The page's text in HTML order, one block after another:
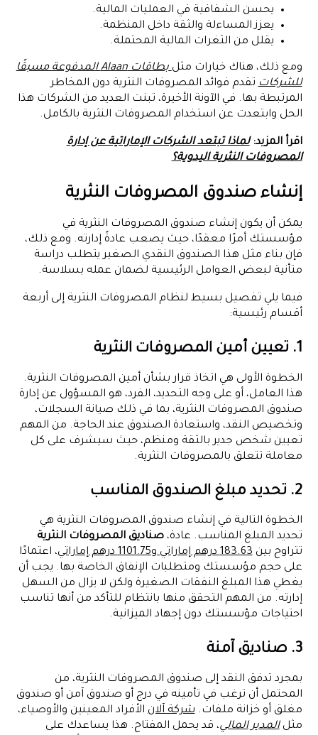
يحسن الشفافية في العمليات المالية.
يعزز المساءلة والثقة داخل المنظمة.
يقلل من الثغرات المالية المحتملة.
ومع ذلك، هناك خيارات مثل
بطاقات Alaan المدفوعة مسبقًا
للشركاتتقدم فوائد المصروفات النثرية دون المخاطر
المرتبطة بها. في الآونة الأخيرة، تبنت العديد من الشركات هذا
الحل وابتعدت عن استخدام المصروفات النثرية بالكامل.
اقرأ المزيد:لماذا تبتعد الشركات الإماراتية عن إدارة
المصروفات النثرية اليدوية؟
إنشاء صندوق المصروفات النثرية
يمكن أن يكون إنشاء صندوق المصروفات النثرية في
مؤسستك أمرًا معقدًا، حيث يصعب عادةً إدارته. ومع ذلك،
فإن بناء مثل هذا الصندوق النقدي الصغير يتطلب دراسة
متأنية لبعض العوامل الرئيسية لضمان عمله بسلاسة.
فيما يلي تفصيل بسيط لنظام المصروفات النثرية إلى أربعة
أقسام رئيسية:
1. تعيين أمين المصروفات النثرية
الخطوة الأولى هي اتخاذ قرار بشأن أمين المصروفات النثرية.
هذا العامل، أو على وجه التحديد، الفرد، هو المسؤول عن إدارة
صندوق المصروفات النثرية، بما في ذلك صيانة السجلات،
وتخصيص النقد، واستعادة الصندوق عند الحاجة. من المهم
تعيين شخص جدير بالثقة ومنظم، حيث سيشرف على كل
معاملة تتعلق بالمصروفات النثرية.
2. تحديد مبلغ الصندوق المناسب
الخطوة التالية في إنشاء صندوق المصروفات النثرية هي
تحديد المبلغ المناسب. عادة،صناديق المصروفات النثرية
تتراوح بين183.63 درهم إماراتي و1101.75 درهم إماراتي
، اعتمادًا
على حجم مؤسستك ومتطلبات الإنفاق الخاصة بها. يجب أن
يغطي هذا المبلغ النفقات الصغيرة ولكن لا يزال من السهل
إدارته. من المهم التحقق منها بانتظام للتأكد من أنها تناسب
احتياجات مؤسستك دون إجهاد الميزانية.
3. صناديق آمنة
بمجرد تدفق النقد إلى صندوق المصروفات النثرية، من
المحتمل أن ترغب في تأمينه في درج أو صندوق آمن أو صندوق
مغلق أو خزانة ملفات.شركة آلانالأفراد المعينين والأوصياء،
مثلالمدير المالي، قد يحمل المفتاح. هذا يساعدك على